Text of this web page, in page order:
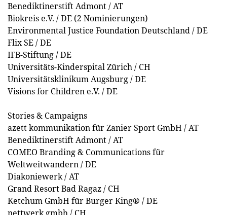
Benediktinerstift Admont / AT
Biokreis e.V. / DE (2 Nominierungen)
Environmental Justice Foundation Deutschland / DE
Flix SE / DE
IFB-Stiftung / DE
Universitäts-Kinderspital Zürich / CH
Universitätsklinikum Augsburg / DE
Visions for Children e.V. / DE
Stories & Campaigns
azett kommunikation für Zanier Sport GmbH / AT
Benediktinerstift Admont / AT
COMEO Branding & Communications für
Weltweitwandern / DE
Diakoniewerk / AT
Grand Resort Bad Ragaz / CH
Ketchum GmbH für Burger King® / DE